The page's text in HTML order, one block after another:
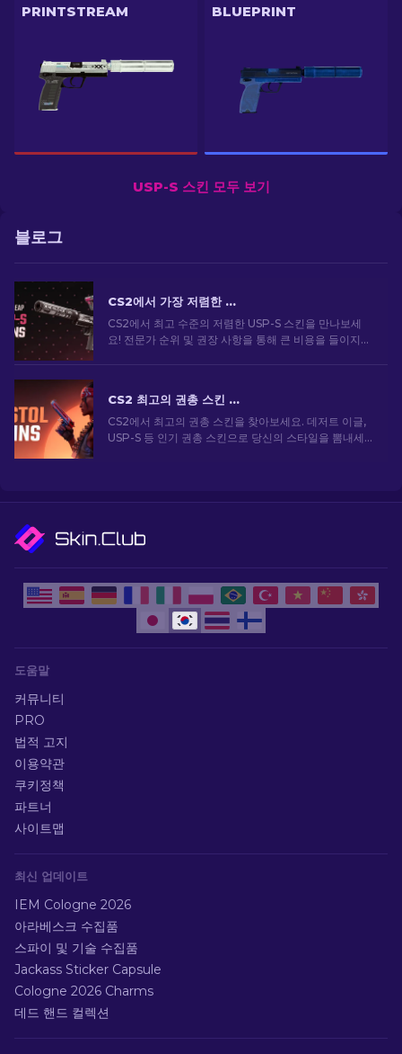
PRINTSTREAM BLUEPRINT
USP-S 스킨 모두 보기
블로그
CS2에서 가장 저렴한 USP-S 스킨: 순위 목록 [2026]
CS2에서 최고 수준의 저렴한 USP-S 스킨을 만나보세
요! 전문가 순위 및 권장 사항을 통해 큰 비용을 들이지
CS2 최고의 권총 스킨 [2026]
CS2에서 최고의 권총 스킨을 찾아보세요. 데저트 이글,
USP-S 등 인기 권총 스킨으로 당신의 스타일을 뽐내세
도움말
커뮤니티
PRO
법적 고지
이용약관
쿠키정책
파트너
사이트맵
최신 업데이트
IEM Cologne 2026
아라베스크 수집품
스파이 및 기술 수집품
Jackass Sticker Capsule
Cologne 2026 Charms
데드 핸드 컬렉션